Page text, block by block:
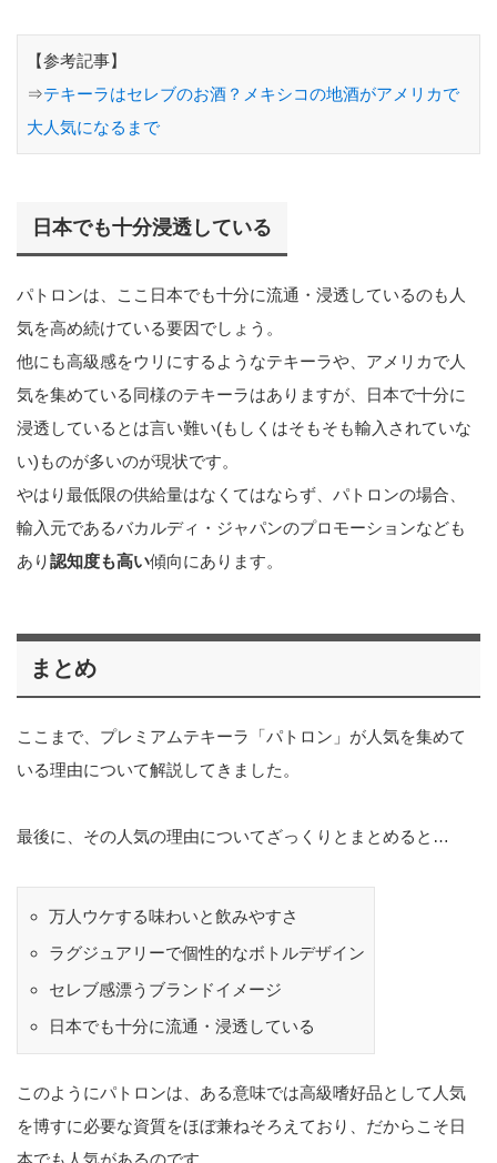
【参考記事】
⇒テキーラはセレブのお酒？メキシコの地酒がアメリカで
大人気になるまで
日本でも十分浸透している
パトロンは、ここ日本でも十分に流通・浸透しているのも人
気を高め続けている要因でしょう。
他にも高級感をウリにするようなテキーラや、アメリカで人
気を集めている同様のテキーラはありますが、日本で十分に
浸透しているとは言い難い(もしくはそもそも輸入されていな
い)ものが多いのが現状です。
やはり最低限の供給量はなくてはならず、パトロンの場合、
輸入元であるバカルディ・ジャパンのプロモーションなども
あり認知度も高い傾向にあります。
まとめ
ここまで、プレミアムテキーラ「パトロン」が人気を集めて
いる理由について解説してきました。
最後に、その人気の理由についてざっくりとまとめると…
万人ウケする味わいと飲みやすさ
ラグジュアリーで個性的なボトルデザイン
セレブ感漂うブランドイメージ
日本でも十分に流通・浸透している
このようにパトロンは、ある意味では高級嗜好品として人気
を博すに必要な資質をほぼ兼ねそろえており、だからこそ日